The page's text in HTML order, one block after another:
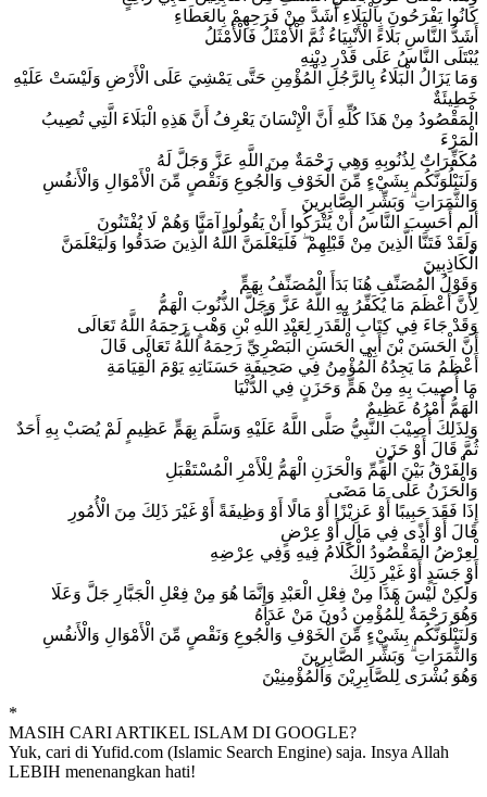
كَانُوا يَفْرَحُونَ بِالْبَلَاءِ أَشَدَّ مِنْ فَرَحِهِمْ بِالعَطَاءِ
أَشَدُّ النَّاسِ بَلَاءً الْأَنْبِيَاءُ ثُمَّ الْأَمْثَلُ فَالْأَمْثَلُ
يُبْتَلَى النَّاسُ عَلَى قَدْرِ دِيْنِهِ
وَمَا يَزَالُ الْبَلَاءُ بِالرَّجُلِ الْمُؤْمِنِ حَتَّى يَمْشِيَ عَلَى الْأَرْضِ وَلَيْسَتْ عَلَيْهِ
خَطِيئَةٌ
الْمَقْصُودُ مِنْ هَذَا كُلِّهِ أَنَّ الْإِنْسَانَ يَعْرِفُ أَنَّ هَذِهِ الْبَلَاءَ الَّتِي تُصِيبُ
الْمَرْءَ
مُكَفِّرَاتٌ لِذُنُوبِهِ وَهِي رَحْمَةٌ مِنَ اللَّهِ عَزَّ وَجَلَّ لَهُ
وَلَنَبْلُوَنَّكُم بِشَيْءٍ مِّنَ الْخَوْفِ وَالْجُوعِ وَنَقْصٍ مِّنَ الْأَمْوَالِ وَالْأَنفُسِ
وَالثَّمَرَاتِ ۗ وَبَشِّرِ الصَّابِرِينَ
ألم أَحَسِبَ النَّاسُ أَنْ يُتْرَكُوا أَنْ يَقُولُوا آمَنَّا وَهُمْ لَا يُفْتَنُونَ
وَلَقَدْ فَتَنَّا الَّذِينَ مِنْ قَبْلِهِمْ ۖ فَلَيَعْلَمَنَّ اللَّهُ الَّذِينَ صَدَقُوا وَلَيَعْلَمَنَّ
الْكَاذِبِينَ
وَقَوْلُ الْمُصَنِّفِ هُنَا بَدَأَ الْمُصَنِّفُ بِهَمٍّ
لِأَنَّ أَعْظَمَ مَا يُكَفِّرُ بِهِ اللَّهُ عَزَّ وَجَلَّ الذُّنُوبَ الْهَمُّ
وَقَدْ جَاءَ فِي كِتَابِ الْقَدَرِ لِعَبْدِ اللَّهِ بْنِ وَهْبٍ رَحِمَهُ اللَّهُ تَعَالَى
أَنَّ الْحَسَنَ بْنَ أَبِي الْحَسَنِ الْبَصْرِيِّ رَحِمَهُ اللَّهُ تَعَالَى قَالَ
أَعْظَمُ مَا يَجِدُهُ الْمُؤْمِنُ فِي صَحِيفَةِ حَسَنَاتِهِ يَوْمَ الْقِيَامَةِ
مَا أُصِيبَ بِهِ مِنْ هَمٍّ وَحَزَنٍ فِي الدُّنْيَا
الْهَمُّ أَمْرُهُ عَظِيمٌ
وَلِذَلِكَ أُصِيْبَ النَّبِيُّ صَلَّى اللَّهُ عَلَيْهِ وَسَلَّمَ بِهَمٍّ عَظِيمٍ لَمْ يُصَبْ بِهِ أَحَدٌ
ثُمَّ قَالَ أَوْ حَزَنٍ
وَالْفَرْقُ بَيْنَ الْهَمِّ وَالْحَزَنِ الْهَمُّ لِلْأَمْرِ الْمُسْتَقْبَلِ
وَالْحَزَنُ عَلَى مَا مَضَى
إِذَا فَقَدَ حَبِيبًا أَوْ عَزِيْزًا أَوْ مَالًا أَوْ وَظِيفَةً أَوْ غَيْرَ ذَلِكَ مِنَ الْأُمُورِ
قَالَ أَوْ أَذًى فِي مَالٍ أَوْ عِرْضٍ
لْعِرْضُ الْمَقْصُودُ الْكَلَامُ فِيهِ وَفِي عِرْضِهِ
أَوْ جَسَدٍ أَوْ غَيْرِ ذَلِكَ
وَلَكِنْ لَيْسَ هَذَا مِنْ فِعْلِ الْعَبْدِ وَإِنَّمَا هُوَ مِنْ فِعْلِ الْجَبَّارِ جَلَّ وَعَلَا
وَهُوَ رَحْمَةٌ لِلْمُؤْمِنِ دُونَ مَنْ عَدَاهُ
وَلَنَبْلُوَنَّكُم بِشَيْءٍ مِّنَ الْخَوْفِ وَالْجُوعِ وَنَقْصٍ مِّنَ الْأَمْوَالِ وَالْأَنفُسِ
وَالثَّمَرَاتِ ۗ وَبَشِّرِ الصَّابِرِينَ
وَهُوَ بُشْرَى لِلصَّابِرِيْنَ وَالْمُؤْمِنِيْنَ
*
MASIH CARI ARTIKEL ISLAM DI GOOGLE?
Yuk, cari di Yufid.com (Islamic Search Engine) saja. Insya Allah
LEBIH menenangkan hati!